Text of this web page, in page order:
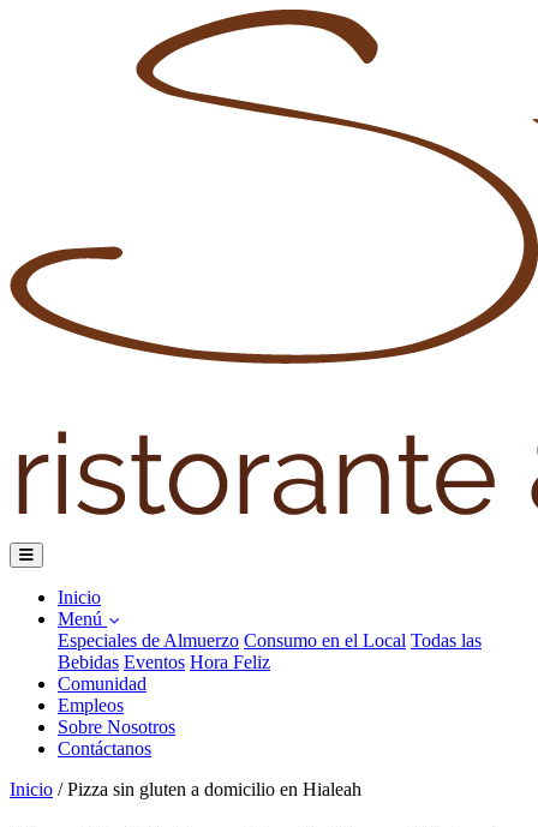
Inicio
Menú
Especiales de Almuerzo Consumo en el Local Todas las
Bebidas Eventos Hora Feliz
Comunidad
Empleos
Sobre Nosotros
Contáctanos
Inicio / Pizza sin gluten a domicilio en Hialeah